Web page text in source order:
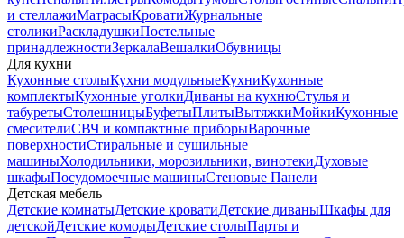
и стеллажиМатрасыКроватиЖурнальные
столикиРаскладушкиПостельные
принадлежностиЗеркалаВешалкиОбувницы
Для кухни
Кухонные столыКухни модульныеКухниКухонные
комплектыКухонные уголкиДиваны на кухнюСтулья и
табуретыСтолешницыБуфетыПлитыВытяжкиМойкиКухонные
смесителиСВЧ и компактные приборыВарочные
поверхностиСтиральные и сушильные
машиныХолодильники, морозильники, винотекиДуховые
шкафыПосудомоечные машиныСтеновые Панели
Детская мебель
Детские комнатыДетские кроватиДетские диваныШкафы для
детскойДетские комодыДетские столыПарты и